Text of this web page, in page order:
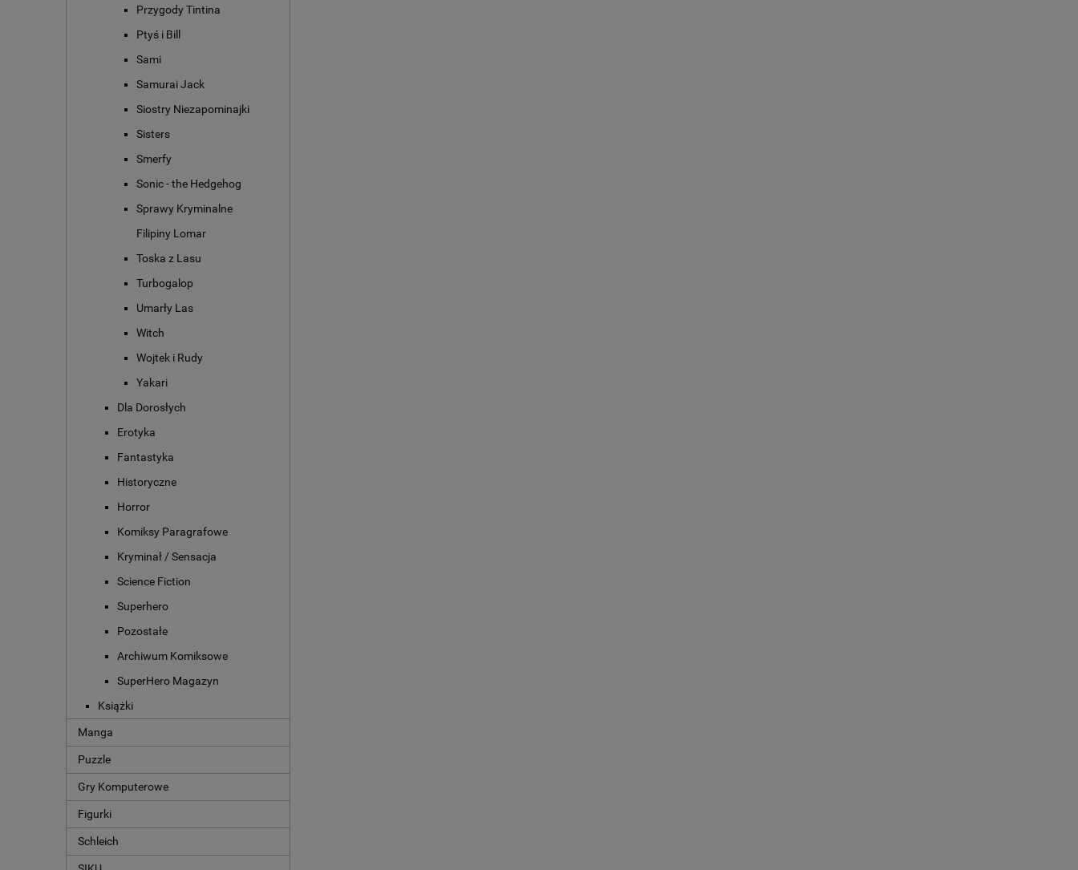
Przygody Tintina
Ptyś i Bill
Sami
Samurai Jack
Siostry Niezapominajki
Sisters
Smerfy
Sonic - the Hedgehog
Sprawy Kryminalne
Filipiny Lomar
Toska z Lasu
Turbogalop
Umarły Las
Witch
Wojtek i Rudy
Yakari
Dla Dorosłych
Erotyka
Fantastyka
Historyczne
Horror
Komiksy Paragrafowe
Kryminał / Sensacja
Science Fiction
Superhero
Pozostałe
Archiwum Komiksowe
SuperHero Magazyn
Książki
Manga
Puzzle
Gry Komputerowe
Figurki
Schleich